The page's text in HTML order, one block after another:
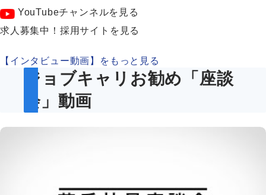
YouTubeチャンネルを見る
求人募集中！採用サイトを見る
【インタビュー動画】をもっと見る
ジョブキャリお勧め「座談
会」動画